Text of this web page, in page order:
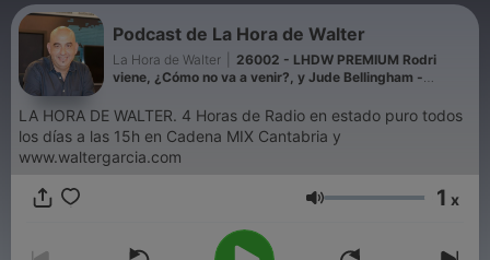
Podcast de La Hora de Walter
La Hora de Walter
26002 - LHDW PREMIUM Rodri
viene, ¿Cómo no va a venir?, y Jude Bellingham -
LA HORA DE WALTER. 4 Horas de Radio en estado puro todos
los días a las 15h en Cadena MIX Cantabria y
www.waltergarcia.com
Volume 1 x